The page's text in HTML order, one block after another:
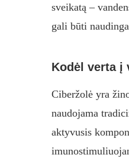
sveikatą –
gali būti
Kodėl verta į
Ciberžolė yra
naudojama
aktyvusis